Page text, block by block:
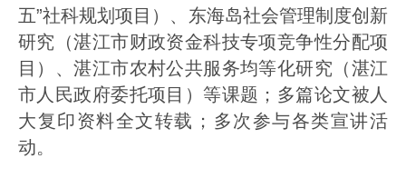
五”社科规划项目）、东海岛社会管理制度创新
研究（湛江市财政资金科技专项竞争性分配项
目）、湛江市农村公共服务均等化研究（湛江
市人民政府委托项目）等课题；多篇论文被人
大复印资料全文转载；多次参与各类宣讲活
动。